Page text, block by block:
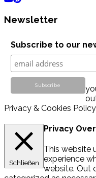
Newsletter
Subscribe to our
Privacy & Cookies Policy
Schließen
Privacy
This website
experience
website. Out